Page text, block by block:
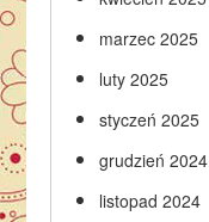
marzec 2025
luty 2025
styczeń 2025
grudzień 2024
listopad 2024